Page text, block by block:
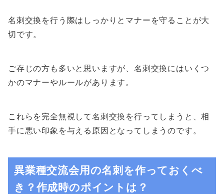
名刺交換を行う際はしっかりとマナーを守ることが大
切です。
ご存じの方も多いと思いますが、名刺交換にはいくつ
かのマナーやルールがあります。
これらを完全無視して名刺交換を行ってしまうと、相
手に悪い印象を与える原因となってしまうのです。
異業種交流会用の名刺を作っておくべ
き？作成時のポイントは？